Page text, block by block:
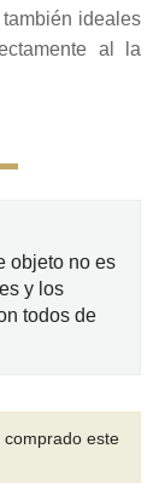
ideales
al la
objeto no es
y los
todos de
comprado este